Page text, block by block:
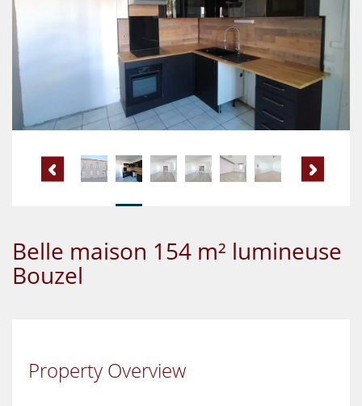
Belle maison 154 m² lumineuse
Bouzel
Property Overview